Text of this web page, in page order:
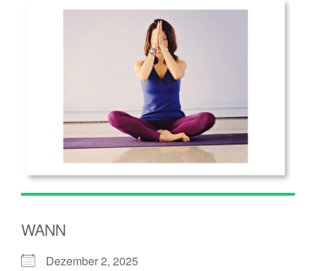
WANN
Dezember 2, 2025